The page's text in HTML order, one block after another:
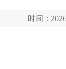
时间：